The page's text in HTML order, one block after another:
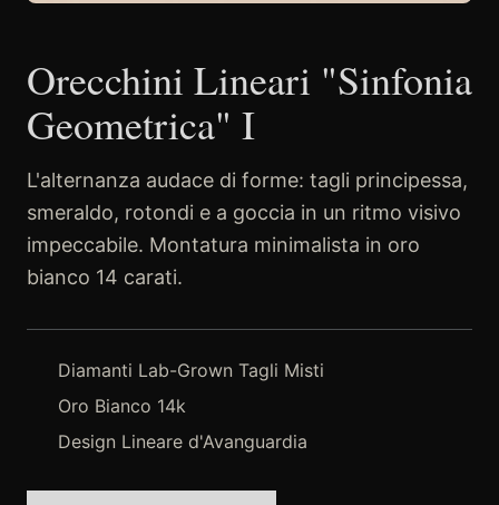
Orecchini Lineari "Sinfonia
Geometrica" I
L'alternanza audace di forme: tagli principessa,
smeraldo, rotondi e a goccia in un ritmo visivo
impeccabile. Montatura minimalista in oro
bianco 14 carati.
Diamanti Lab-Grown Tagli Misti
Oro Bianco 14k
Design Lineare d'Avanguardia